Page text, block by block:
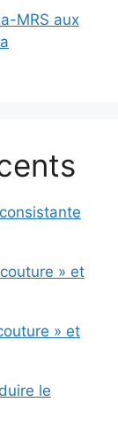
MRS aux
» et
» et
le